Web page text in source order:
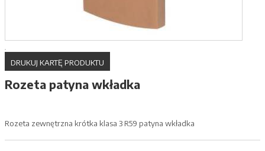
DRUKUJ KARTĘ PRODUKTU
Rozeta patyna wkładka
Rozeta zewnętrzna krótka klasa 3 R59 patyna wkładka